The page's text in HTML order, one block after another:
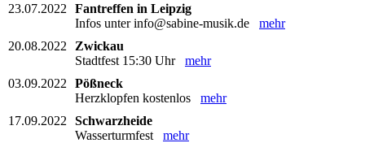
23.07.2022
Fantreffen in Leipzig
Infos unter info@sabine-musik.de mehr
20.08.2022
Zwickau
Stadtfest 15:30 Uhr mehr
03.09.2022
Pößneck
Herzklopfen kostenlos mehr
17.09.2022
Schwarzheide
Wasserturmfest mehr